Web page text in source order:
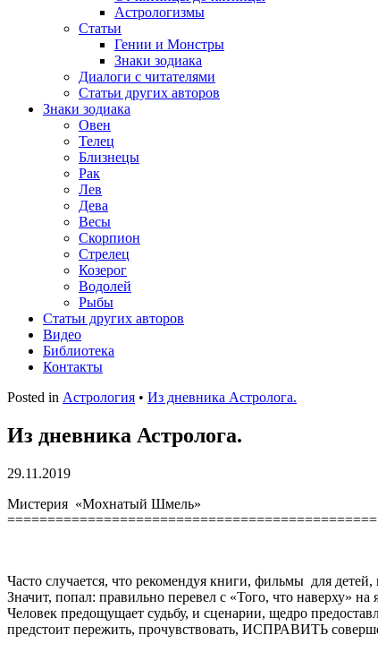
Астрологизмы
Статьи
Гении и Монстры
Знаки зодиака
Диалоги с читателями
Статьи других авторов
Знаки зодиака
Овен
Телец
Близнецы
Рак
Лев
Дева
Весы
Скорпион
Стрелец
Козерог
Водолей
Рыбы
Статьи других авторов
Видео
Библиотека
Контакты
Posted in Астрология • Из дневника Астролога.
Из дневника Астролога.
29.11.2019
Мистерия «Мохнатый Шмель»
==============================================
Часто случается, что рекомендуя книги, фильмы для
Значит, попал: правильно перевел с «Того, что наверху» на
Человек предощущает судьбу, и сценарии, щедро
предстоит пережить, прочувствовать, ИСПРАВИТЬ